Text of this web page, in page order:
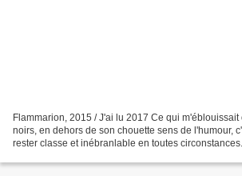
Flammarion, 2015 / J'ai lu 2017 Ce qui
noirs, en dehors de son chouette sens de l'humour,
rester classe et inébranlable en toutes